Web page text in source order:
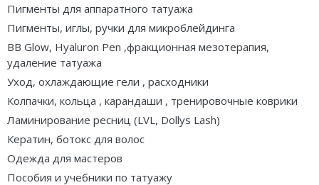
Пигменты для аппаратного татуажа
Пигменты, иглы, ручки для микроблейдинга
BB Glow, Hyaluron Pen ,фракционная мезотерапия,
удаление татуажа
Уход, охлаждающие гели , расходники
Колпачки, кольца , карандаши , тренировочные коврики
Ламинирование ресниц (LVL, Dollys Lash)
Кератин, ботокс для волос
Одежда для мастеров
Пособия и учебники по татуажу